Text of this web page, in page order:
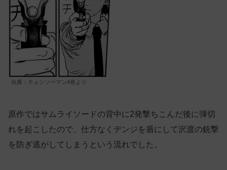
出典：チェンソーマン4巻より
原作ではサムライソードの背中に2発撃ちこんだ後に弾切
れを起こしたので、仕方なくデンジを盾にして沢渡の銃撃
を防ぎ逃がしてしまうという流れでした。